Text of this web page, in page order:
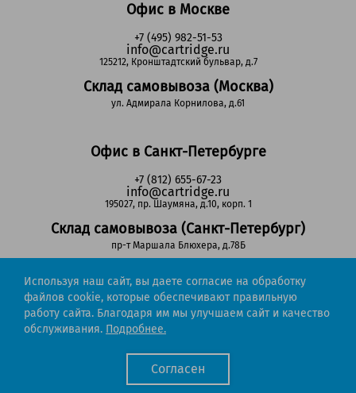
Офис в Москве
+7 (495) 982-51-53
info@cartridge.ru
125212, Кронштадтский бульвар, д.7
Склад самовывоза (Москва)
ул. Адмирала Корнилова, д.61
Офис в Санкт-Петербурге
+7 (812) 655-67-23
info@cartridge.ru
195027, пр. Шаумяна, д.10, корп. 1
Склад самовывоза (Санкт-Петербург)
пр-т Маршала Блюхера, д.78Б
Регионы РФ
8-800-302-51-53
(звонок бесплатный)
Cartridge.ru 2012-2026. Все права защищены
Используя наш сайт, вы даете согласие на обработку
файлов cookie, которые обеспечивают правильную
работу сайта. Благодаря им мы улучшаем сайт и качество
обслуживания. Подробнее.
Согласен